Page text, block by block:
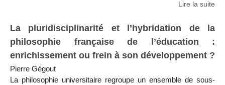
Lire la suite
La pluridisciplinarité et l’hybridation de la
philosophie française de l’éducation :
enrichissement ou frein à son développement ?
Pierre Gégout
La philosophie universitaire regroupe un ensemble de sous-